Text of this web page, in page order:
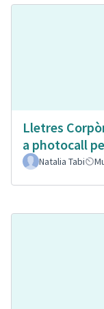
Lletres
a photocall
Natalia Tabi